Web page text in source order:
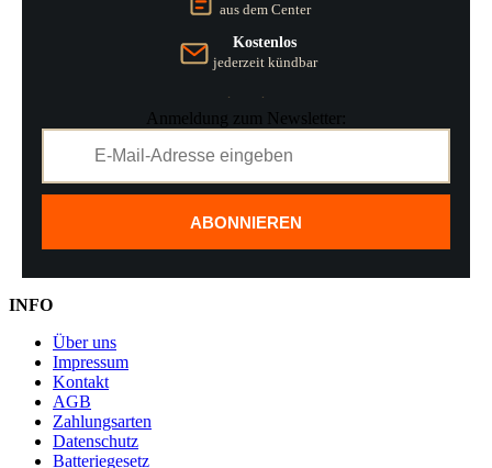
aus dem Center
Kostenlos
jederzeit kündbar
Anmeldung zum Newsletter:
ABONNIEREN
INFO
Über uns
Impressum
Kontakt
AGB
Zahlungsarten
Datenschutz
Batteriegesetz